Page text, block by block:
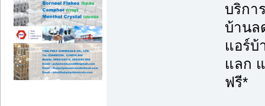
บริกา
บ้านล
แอร์บ้
แลก
ฟรี*